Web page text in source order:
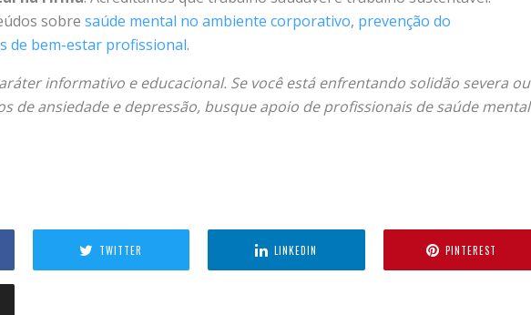
sobre saúde mental no ambiente corporativo, prevenção do
de bem-estar profissional.
informativo e educacional. Se você está enfrentando solidão severa ou
de ansiedade e depressão, busque apoio de profissionais de saúde mental
TWITTER LINKEDIN PINTEREST